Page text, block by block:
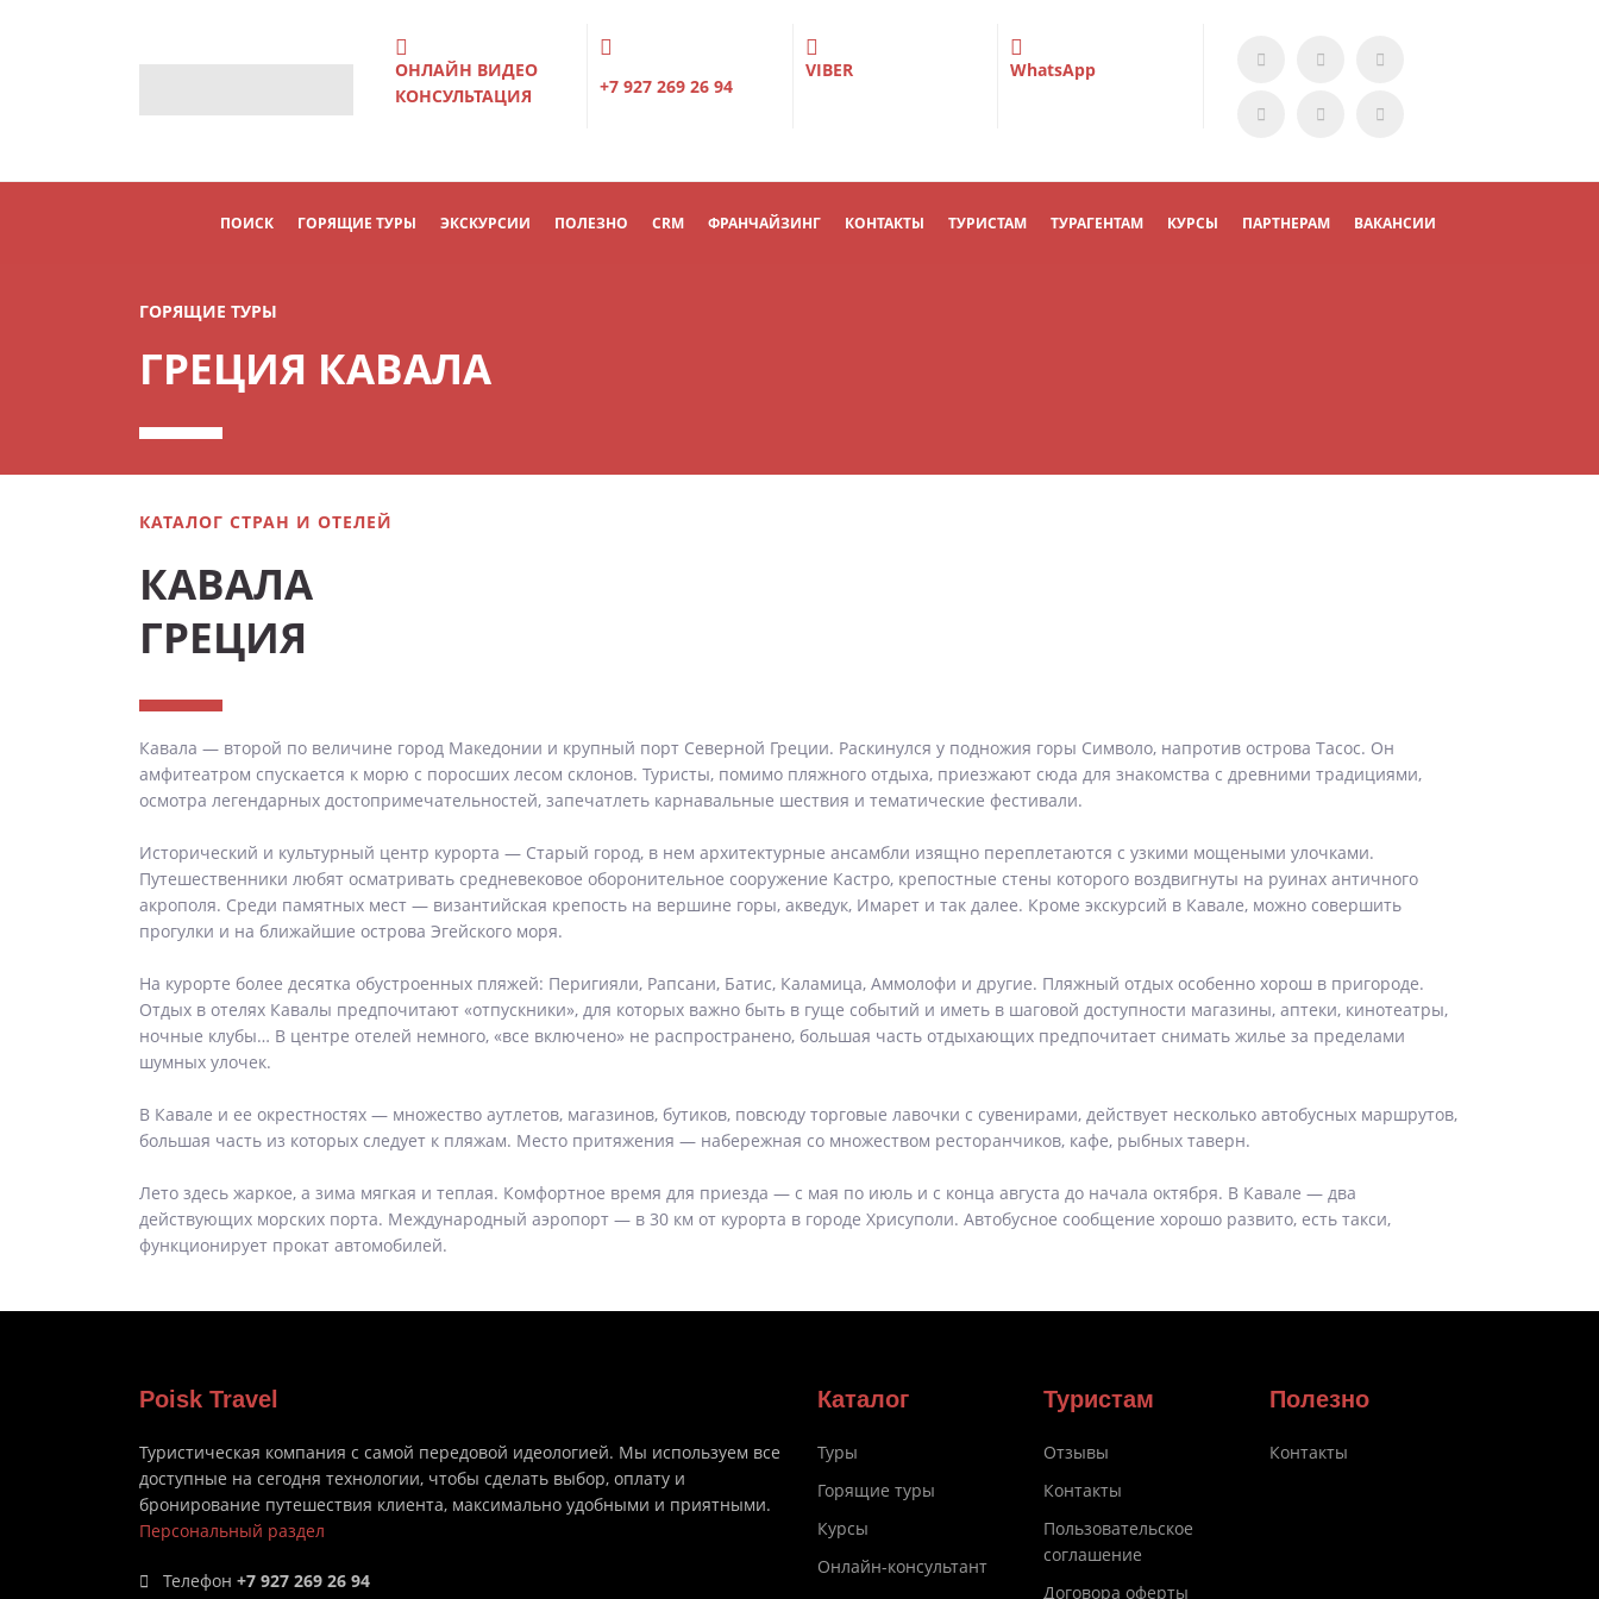
ОНЛАЙН ВИДЕО
КОНСУЛЬТАЦИЯ
+7 927 269 26 94
VIBER WhatsApp
ПОИСК ГОРЯЩИЕ ТУРЫ ЭКСКУРСИИ ПОЛЕЗНО CRM ФРАНЧАЙЗИНГ КОНТАКТЫ ТУРИСТАМ ТУРАГЕНТАМ КУРСЫ ПАРТНЕРАМ ВАКАНСИИ
ГОРЯЩИЕ ТУРЫ
ГРЕЦИЯ КАВАЛА
КАТАЛОГ СТРАН И ОТЕЛЕЙ
КАВАЛА
ГРЕЦИЯ
Кавала — второй по величине город Македонии и крупный порт Северной Греции. Раскинулся у подножия горы Символо, напротив острова Тасос. Он
амфитеатром спускается к морю с поросших лесом склонов. Туристы, помимо пляжного отдыха, приезжают сюда для знакомства с древними традициями,
осмотра легендарных достопримечательностей, запечатлеть карнавальные шествия и тематические фестивали.
Исторический и культурный центр курорта — Старый город, в нем архитектурные ансамбли изящно переплетаются с узкими мощеными улочками.
Путешественники любят осматривать средневековое оборонительное сооружение Кастро, крепостные стены которого воздвигнуты на руинах античного
акрополя. Среди памятных мест — византийская крепость на вершине горы, акведук, Имарет и так далее. Кроме экскурсий в Кавале, можно совершить
прогулки и на ближайшие острова Эгейского моря.
На курорте более десятка обустроенных пляжей: Перигияли, Рапсани, Батис, Каламица, Аммолофи и другие. Пляжный отдых особенно хорош в пригороде.
Отдых в отелях Кавалы предпочитают «отпускники», для которых важно быть в гуще событий и иметь в шаговой доступности магазины, аптеки, кинотеатры,
ночные клубы… В центре отелей немного, «все включено» не распространено, большая часть отдыхающих предпочитает снимать жилье за пределами
шумных улочек.
В Кавале и ее окрестностях — множество аутлетов, магазинов, бутиков, повсюду торговые лавочки с сувенирами, действует несколько автобусных маршрутов,
большая часть из которых следует к пляжам. Место притяжения — набережная со множеством ресторанчиков, кафе, рыбных таверн.
Лето здесь жаркое, а зима мягкая и теплая. Комфортное время для приезда — с мая по июль и с конца августа до начала октября. В Кавале — два
действующих морских порта. Международный аэропорт — в 30 км от курорта в городе Хрисуполи. Автобусное сообщение хорошо развито, есть такси,
функционирует прокат автомобилей.
Poisk Travel
Туристическая компания с самой передовой идеологией. Мы используем все
доступные на сегодня технологии, чтобы сделать выбор, оплату и
бронирование путешествия клиента, максимально удобными и приятными.
Персональный раздел
Телефон +7 927 269 26 94
Каталог
Туры
Горящие туры
Курсы
Онлайн-консультант
Туристам
Отзывы
Контакты
Пользовательское
соглашение
Договора оферты
Полезно
Контакты